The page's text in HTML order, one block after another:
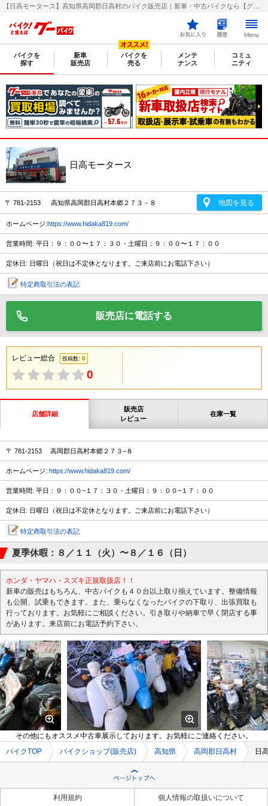
バイクを
探す
新車
販売店
バイクを
売る
メンテ
ナンス
コミュ
ニティ
日高モータース
〒 781-2153 高知県高岡郡日高村本郷２７３－８ 地図を見る
ホームページ:https://www.hidaka819.com/
営業時間: 平日：９：００〜１７：３０・土曜日：９：００〜１７：００
定休日: 日曜日（祝日は不定休となります。ご来店前にお電話下さい）
特定商取引法の表記
販売店に電話する
レビュー総合 投稿数: 0
0
店舗詳細
販売店
レビュー
在庫一覧
〒 781-2153 高岡郡日高村本郷２７３−８
ホームページ: https://www.hidaka819.com/
営業時間: 平日：９：００~１７：３０・土曜日：９：００~１７：００
定休日: 日曜日（祝日は不定休となります。ご来店前にお電話下さい）
特定商取引法の表記
夏季休暇：８／１１（火）〜８／１６（日）
ホンダ・ヤマハ・スズキ正規取扱店！！
新車の販売はもちろん、中古バイクも４０台以上取り揃えています。整備情報
も公開、試乗もできます。また、乗らなくなったバイクの下取り、出張買取も
行っております。お気軽にご相談ください。引き取りや納車で早く閉店する事
があります。来店前にお電話予約下さい。
その他にもオススメ中古車展示しております。お気軽にご連絡ください。
バイクTOP
バイクショップ(販売店) 高知県 高岡郡日高村 日
利用規約 個人情報の取扱いについて